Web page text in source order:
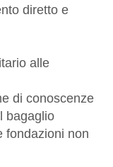
diretto e
alle
di conoscenze
bagaglio
fondazioni non